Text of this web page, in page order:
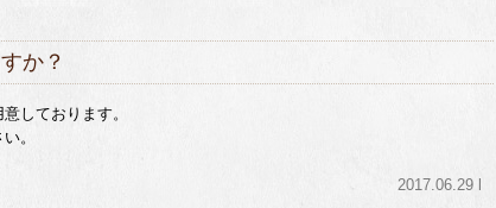
か？
しております。
。
2017.06.29 l